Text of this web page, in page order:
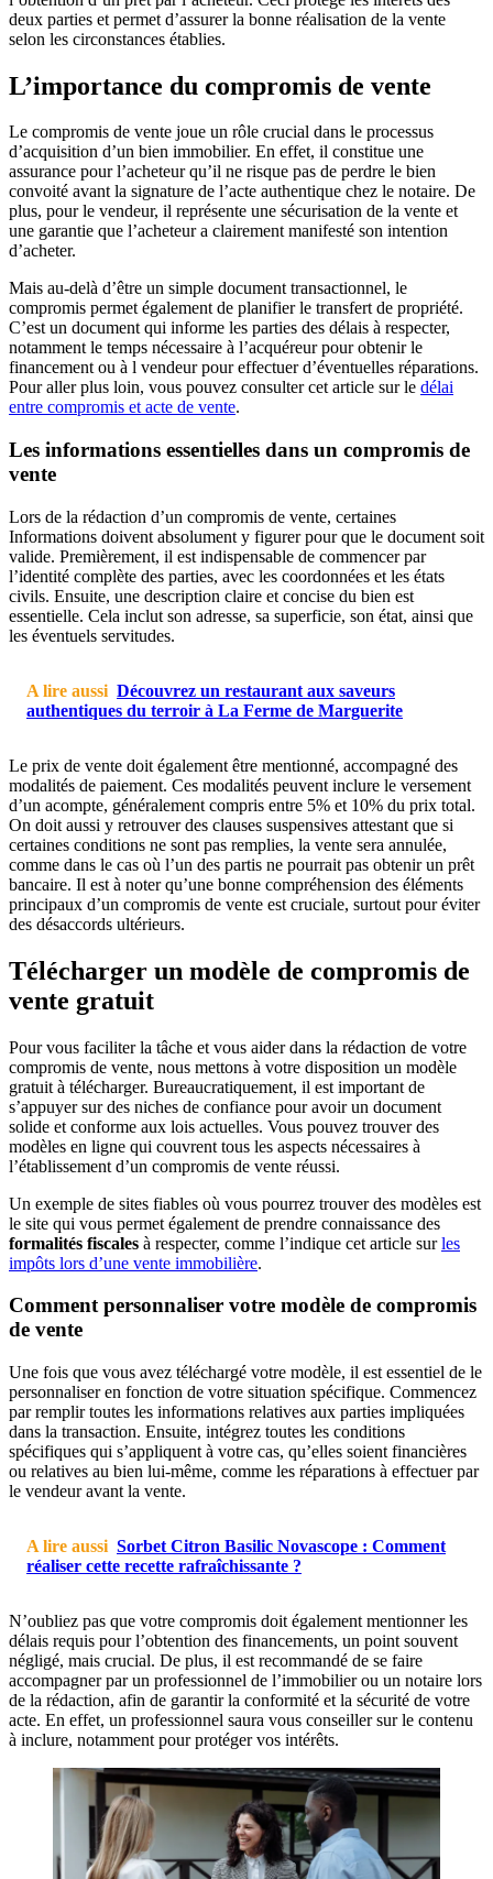
deux parties et permet d’assurer la bonne réalisation de la vente
selon les circonstances établies.
L’importance du compromis de vente
Le compromis de vente joue un rôle crucial dans le processus
d’acquisition d’un bien immobilier. En effet, il constitue une
assurance pour l’acheteur qu’il ne risque pas de perdre le bien
convoité avant la signature de l’acte authentique chez le notaire. De
plus, pour le vendeur, il représente une sécurisation de la vente et
une garantie que l’acheteur a clairement manifesté son intention
d’acheter.
Mais au-delà d’être un simple document transactionnel, le
compromis permet également de planifier le transfert de propriété.
C’est un document qui informe les parties des délais à respecter,
notamment le temps nécessaire à l’acquéreur pour obtenir le
financement ou à l vendeur pour effectuer d’éventuelles réparations.
Pour aller plus loin, vous pouvez consulter cet article sur le délai
entre compromis et acte de vente.
Les informations essentielles dans un compromis de
vente
Lors de la rédaction d’un compromis de vente, certaines
Informations doivent absolument y figurer pour que le document soit
valide. Premièrement, il est indispensable de commencer par
l’identité complète des parties, avec les coordonnées et les états
civils. Ensuite, une description claire et concise du bien est
essentielle. Cela inclut son adresse, sa superficie, son état, ainsi que
les éventuels servitudes.
A lire aussi Découvrez un restaurant aux saveurs
authentiques du terroir à La Ferme de Marguerite
Le prix de vente doit également être mentionné, accompagné des
modalités de paiement. Ces modalités peuvent inclure le versement
d’un acompte, généralement compris entre 5% et 10% du prix total.
On doit aussi y retrouver des clauses suspensives attestant que si
certaines conditions ne sont pas remplies, la vente sera annulée,
comme dans le cas où l’un des partis ne pourrait pas obtenir un prêt
bancaire. Il est à noter qu’une bonne compréhension des éléments
principaux d’un compromis de vente est cruciale, surtout pour éviter
des désaccords ultérieurs.
Télécharger un modèle de compromis de
vente gratuit
Pour vous faciliter la tâche et vous aider dans la rédaction de votre
compromis de vente, nous mettons à votre disposition un modèle
gratuit à télécharger. Bureaucratiquement, il est important de
s’appuyer sur des niches de confiance pour avoir un document
solide et conforme aux lois actuelles. Vous pouvez trouver des
modèles en ligne qui couvrent tous les aspects nécessaires à
l’établissement d’un compromis de vente réussi.
Un exemple de sites fiables où vous pourrez trouver des modèles est
le site qui vous permet également de prendre connaissance des
formalités fiscales à respecter, comme l’indique cet article surles
impôts lors d’une vente immobilière.
Comment personnaliser votre modèle de compromis
de vente
Une fois que vous avez téléchargé votre modèle, il est essentiel de le
personnaliser en fonction de votre situation spécifique. Commencez
par remplir toutes les informations relatives aux parties impliquées
dans la transaction. Ensuite, intégrez toutes les conditions
spécifiques qui s’appliquent à votre cas, qu’elles soient financières
ou relatives au bien lui-même, comme les réparations à effectuer par
le vendeur avant la vente.
A lire aussi Sorbet Citron Basilic Novascope : Comment
réaliser cette recette rafraîchissante ?
N’oubliez pas que votre compromis doit également mentionner les
délais requis pour l’obtention des financements, un point souvent
négligé, mais crucial. De plus, il est recommandé de se faire
accompagner par un professionnel de l’immobilier ou un notaire lors
de la rédaction, afin de garantir la conformité et la sécurité de votre
acte. En effet, un professionnel saura vous conseiller sur le contenu
à inclure, notamment pour protéger vos intérêts.